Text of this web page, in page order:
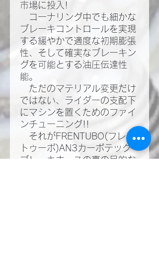
市場に投入!​
コーナリング中でも細かな
ブレーキコントロールを実現
する緩やかで適度な初期膨張
性、そして確実なブレーキン
グを可能とする油圧伝達性
能。​
ただのマテリアル変更だけ
ではない、ライダーの支配下
にマシンを置くためのファイ
ンチューニング!!​
それがFRENTUBO(フレン
トゥーボ)AN3カーボテック
ブレーキホースの真の目的な